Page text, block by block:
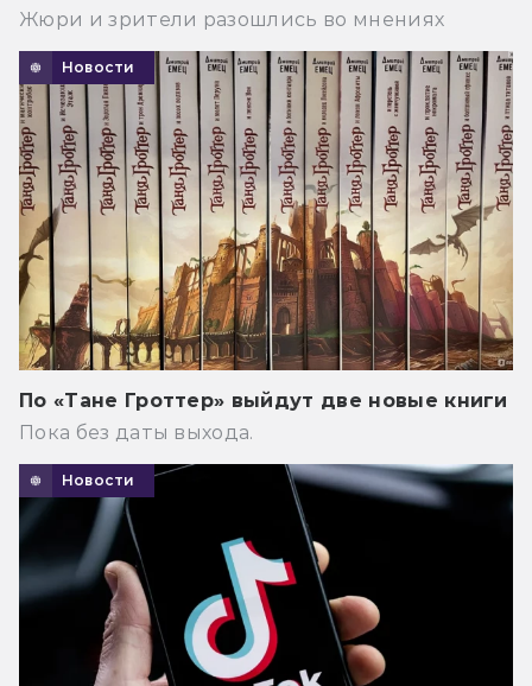
Жюри и зрители разошлись во мнениях
Новости
По «Тане Гроттер» выйдут две новые книги
Пока без даты выхода.
Новости